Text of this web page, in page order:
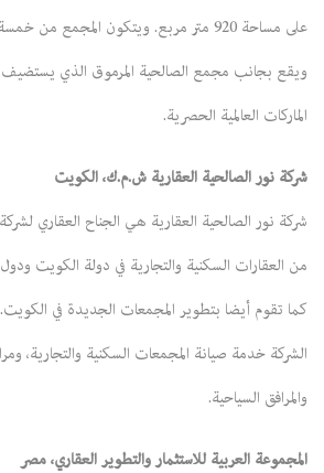
على مساحة 920 متر مربع. ويتكون المجمع
ويقع بجانب مجمع الصالحية المرموق الذي
الماركات العالمية الحصرية.
شركة نور الصالحية العقارية ش.م.ك، الكويت
شركة نور الصالحية العقارية هي الجناح العقاري
من العقارات السكنية والتجارية في دولة الكويت
كما تقوم أيضا بتطوير المجمعات الجديدة في الكويت.
الشركة خدمة صيانة المجمعات السكنية والتجارية،
والمرافق السياحية.
المجموعة العربية للاستثمار والتطوير العقاري، مصر